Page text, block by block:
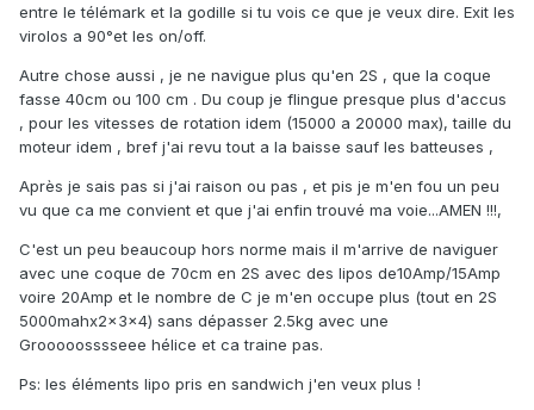
entre le télémark et la godille si tu vois ce que je veux dire. Exit les
virolos a 90°et les on/off.
Autre chose aussi , je ne navigue plus qu'en 2S , que la coque
fasse 40cm ou 100 cm . Du coup je flingue presque plus d'accus
, pour les vitesses de rotation idem (15000 a 20000 max), taille du
moteur idem , bref j'ai revu tout a la baisse sauf les batteuses ,
Après je sais pas si j'ai raison ou pas , et pis je m'en fou un peu
vu que ca me convient et que j'ai enfin trouvé ma voie...AMEN !!!,
C'est un peu beaucoup hors norme mais il m'arrive de naviguer
avec une coque de 70cm en 2S avec des lipos de10Amp/15Amp
voire 20Amp et le nombre de C je m'en occupe plus (tout en 2S
5000mahx2x3x4) sans dépasser 2.5kg avec une
Grooooosssseee hélice et ca traine pas.
Ps: les éléments lipo pris en sandwich j'en veux plus !